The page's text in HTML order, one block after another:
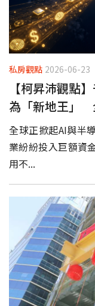
私房觀點 2026-06-23
【柯昇沛觀點
為「新地王」
全球正掀起AI與半
業紛紛投入巨額資
用不...